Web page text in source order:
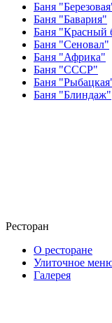
Баня
Баня "Бавария"
Баня "Красный
Баня "Сеновал"
Баня "Африка"
Баня "СССР"
Баня
Баня "Блиндаж"
Ресторан
О ресторане
Улиточное
Галерея